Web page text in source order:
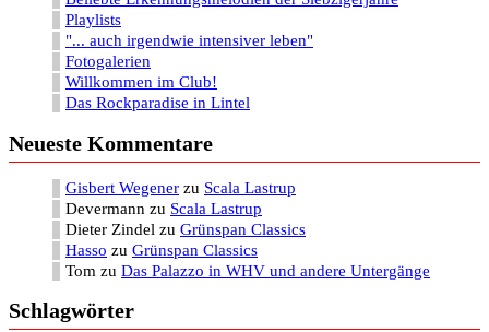
Playlists
"... auch irgendwie intensiver leben"
Fotogalerien
Willkommen im Club!
Das Rockparadise in Lintel
Neueste Kommentare
Gisbert Wegener zu Scala Lastrup
Devermann zu Scala Lastrup
Dieter Zindel zu Grünspan Classics
Hasso zu Grünspan Classics
Tom zu Das Palazzo in WHV und andere Untergänge
Schlagwörter